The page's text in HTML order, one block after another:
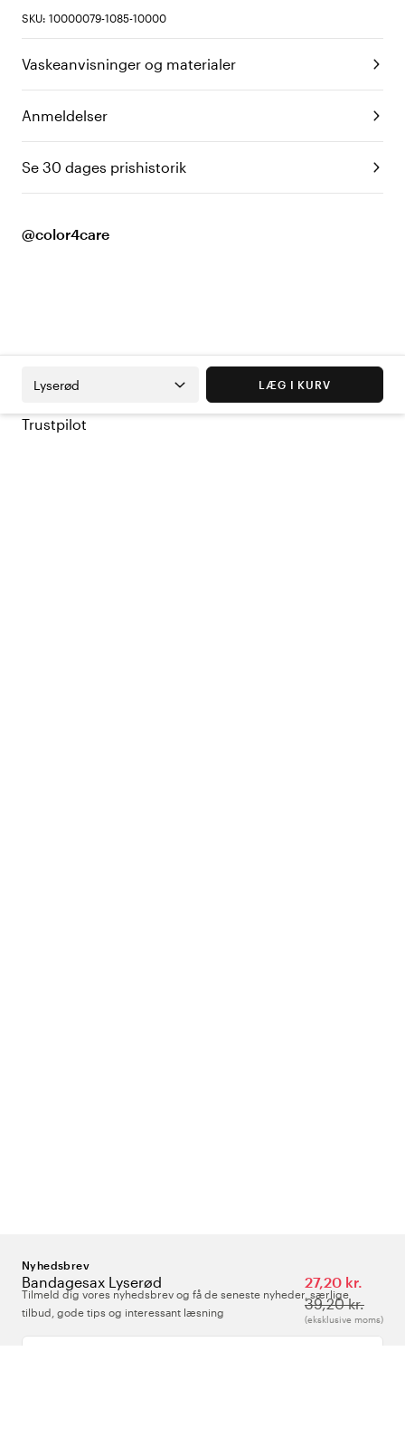
SKU: 10000079-1085-10000
Vaskeanvisninger og materialer
Anmeldelser
Se 30 dages prishistorik
@color4care
Bandagesax Lyserød
27,20 kr.
39,20 kr.
(eksklusive moms)
Lyserød LÆG I KURV
Trustpilot
Nyhedsbrev
Tilmeld dig vores nyhedsbrev og få de seneste nyheder, særlige
tilbud, gode tips og interessant læsning
Indtast din e-mailadresse